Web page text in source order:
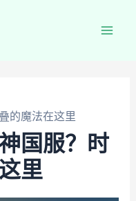
的魔法在这里
国服？时
里